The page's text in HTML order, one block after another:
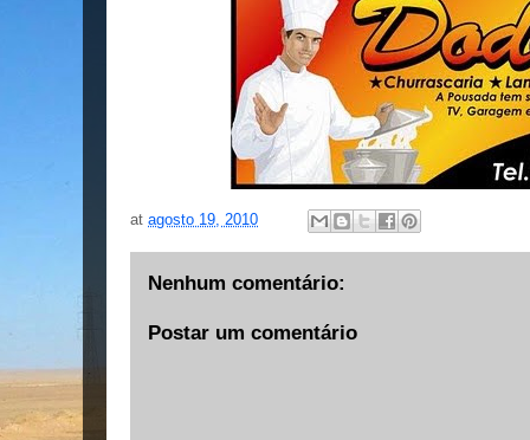
at agosto 19, 2010
Nenhum comentário:
Postar um comentário